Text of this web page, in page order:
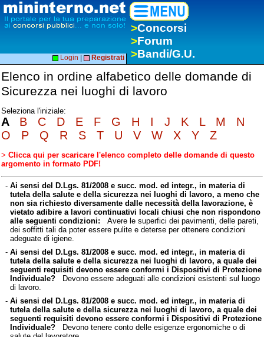
>Concorsi
>Forum
>Bandi/G.U.
Login Registrati
Elenco in ordine alfabetico delle domande di
Sicurezza nei luoghi di lavoro
Seleziona l'iniziale:
A B C D E F G H I J K L M
N
O
P Q R S T U V W X Y Z
> Clicca qui per scaricare l'elenco completo delle domande di questo
argomento in formato PDF!
- Ai sensi del D.Lgs. 81/2008 e succ. mod. ed integr., in materia di
tutela della salute e della sicurezza nei luoghi di lavoro, a meno che
non sia richiesto diversamente dalle necessità della lavorazione, è
vietato adibire a lavori continuativi locali chiusi che non rispondono
alle seguenti condizioni: Avere le superfici dei pavimenti, delle pareti,
dei soffitti tali da poter essere pulite e deterse per ottenere condizioni
adeguate di igiene.
- Ai sensi del D.Lgs. 81/2008 e succ. mod. ed integr., in materia di
tutela della salute e della sicurezza nei luoghi di lavoro, a quale dei
seguenti requisiti devono essere conformi i Dispositivi di Protezione
Individuale?Devono essere adeguati alle condizioni esistenti sul luogo
di lavoro.
- Ai sensi del D.Lgs. 81/2008 e succ. mod. ed integr., in materia di
tutela della salute e della sicurezza nei luoghi di lavoro, a quale dei
seguenti requisiti devono essere conformi i Dispositivi di Protezione
Individuale?Devono tenere conto delle esigenze ergonomiche o di